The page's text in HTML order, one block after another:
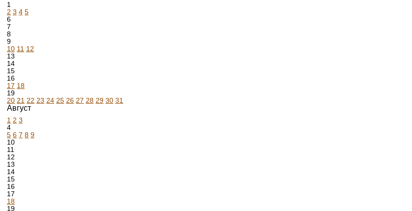
1
2 3 4 5
6
7
8
9
10 11 12
13
14
15
16
17 18
19
20 21 22 23 24 25 26 27 28 29 30 31
Август
1 2 3
4
5 6 7 8 9
10
11
12
13
14
15
16
17
18
19